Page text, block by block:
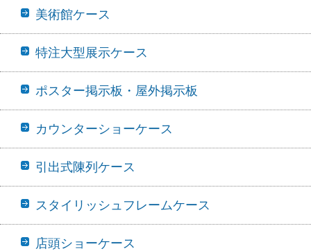
美術館ケース
特注大型展示ケース
ポスター掲示板・屋外掲示板
カウンターショーケース
引出式陳列ケース
スタイリッシュフレームケース
店頭ショーケース